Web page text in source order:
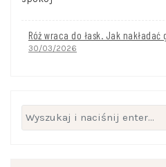
Róż wraca do łask. Jak nakładać
30/03/2026
Szukaj: